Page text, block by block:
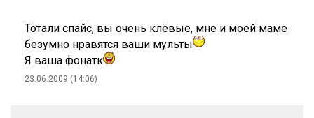
Тотали спайс, вы очень клёвые, мне и моей маме
безумно нравятся ваши мульты
Я ваша фонатк
23.06.2009 (14:06)